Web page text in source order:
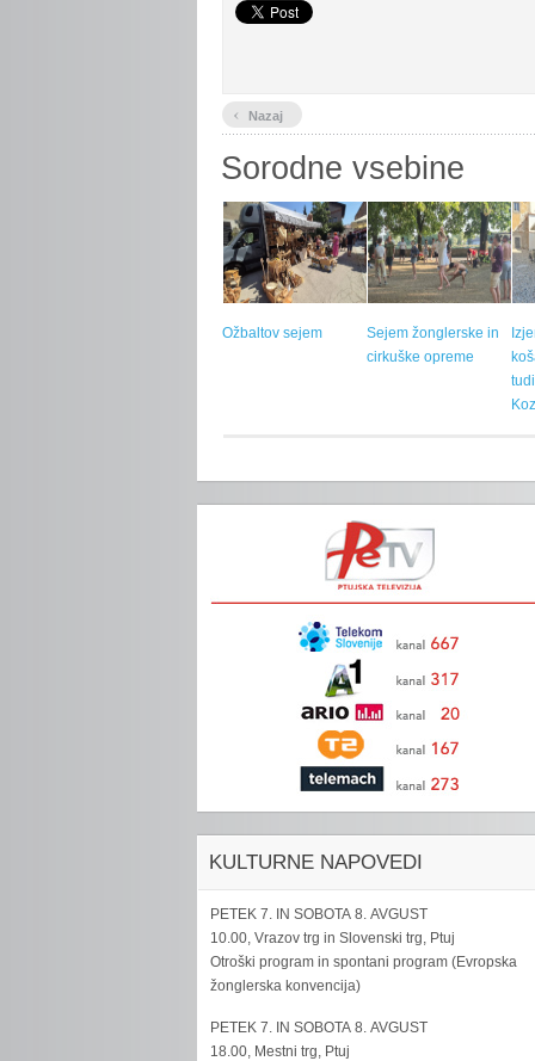
‹ Nazaj
Sorodne vsebine
Ožbaltov sejem
Sejem žonglerske in
cirkuške opreme
KULTURNE NAPOVEDI
PETEK 7. IN SOBOTA 8. AVGUST
10.00, Vrazov trg in Slovenski trg, Ptuj
Otroški program in spontani program (Evropska
žonglerska konvencija)
PETEK 7. IN SOBOTA 8. AVGUST
18.00, Mestni trg, Ptuj